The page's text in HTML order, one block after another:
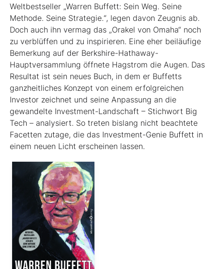
Weltbestseller „Warren Buffett: Sein Weg. Seine
Methode. Seine Strategie.“, legen davon Zeugnis ab.
Doch auch ihn vermag das „Orakel von Omaha“ noch
zu verblüffen und zu inspirieren. Eine eher beiläufige
Bemerkung auf der Berkshire-Hathaway-
Hauptversammlung öffnete Hagstrom die Augen. Das
Resultat ist sein neues Buch, ­in dem er Buffetts
ganzheitliches Konzept von einem erfolgreichen
Investor zeichnet und seine Anpassung an die
gewandelte Investment-Landschaft – Stichwort Big
Tech – analysiert. So treten bislang nicht beachtete
Facetten zutage, die das Investment-Genie Buffett in
einem neuen Licht erscheinen lassen.